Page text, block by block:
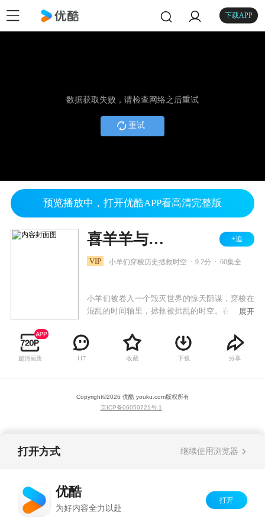
下载APP
数据获取失败，请检查网络之后重试
重试
预览播放中，打开优酷APP看高清完整版
喜羊羊与灰太狼之跨时空救兵 +追
VIP 小羊们穿梭历史拯救时空 9.2分 60集全
小羊们被卷入一个毁灭世界的惊天阴谋，穿梭在
混乱的时间轴里，拯救被扰乱的时空。在这一次
个受到影响的老朋友，更在这一过程里，发现一
些当年隐藏在背后的真相，在逐步接近的灭世危
机中，小羊们该如何保护眼前的朋友们呢？
展开
超清画质 117 收藏 下载 分享
Copyright©2026 优酷 youku.com版权所有
京ICP备06050721号-1
打开方式 继续使用浏览器
优酷
为好内容全力以赴
打开